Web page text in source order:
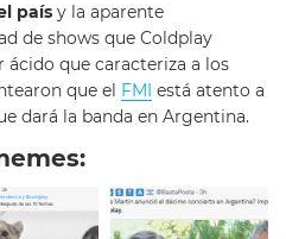
país y la aparente
de shows que Coldplay
ácido que caracteriza a los
que el
FMI
está atento a
dará la banda en Argentina.